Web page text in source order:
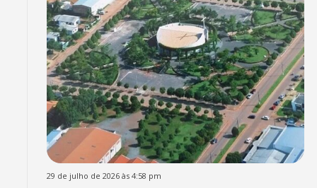
29 de julho de 2026 às 4:58 pm